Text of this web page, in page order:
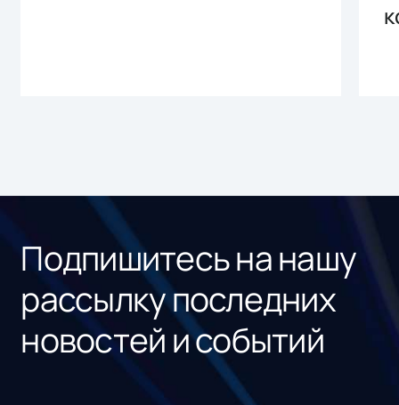
Подпишитесь на нашу
рассылку последних
новостей и событий